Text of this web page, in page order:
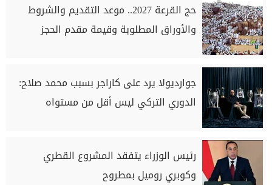
حج القرعة 2027.. موعد التقديم والشروط
والأوراق المطلوبة وقيمة مقدم الحجز
جوارديولا يرد على كاراجر بسبب محمد صلاح:
الدوري التركي ليس أقل من مستواه
رئيس الوزراء يتفقد المشروع القطري
وكوبري روميل بمطروح